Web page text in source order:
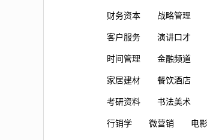
财务资本 战略管理
客户服务 演讲口才
时间管理 金融频道
家居建材 餐饮酒店
考研资料 书法美术
行销学 微营销 电